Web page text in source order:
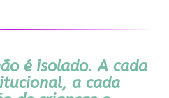
é isolado. A cada
a cada